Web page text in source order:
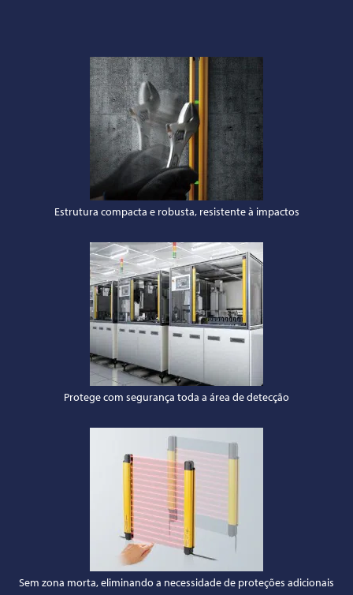
Estrutura compacta e robusta, resistente à impactos
Protege com segurança toda a área de detecção
Sem zona morta, eliminando a necessidade de proteções adicionais